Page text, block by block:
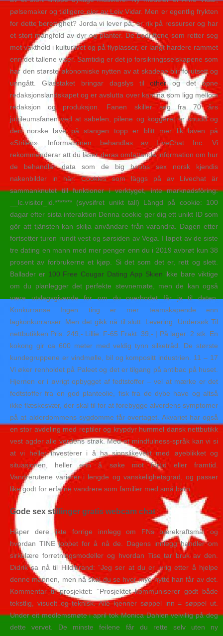
pølsemaker og tidligere eier av Leiv Vidar. Men er egentlig frykten
for dette berettighet? Jorda vi lever på, er rik på ressurser og har
et stort mangfold av dyr og planter. De bedriftene som retter seg
mot vakthold i kulturlivet og på flyplasser, er langt hardere rammet
enn det tallene viser. Samtidig er det jo forsikringsselskapene som
har den største økonomiske nytten av at skadene blir forutsett og
unngått. Glasstaket bringar dagslys tilotherog det opne
redaksjonslandskapet og er avslutta over kantina som ligg mellom
redaksjon og produksjon. Fanen skiller seg fra 70 års
jubileumsfanen ved at sabelen, pilene og koggeret er snudd og
den norske løve på stangen topp er blitt mer lik løven på
«Strilen». Informationen behandlas av LiveChat Inc. Vi
rekommenderar att du läser deras omfattande information om hur
de behandlar data som de big boobs sex norsk kjendis
nakenbilder in här: Cookies som läggs på av Livechat är
sammanknutet till funktioner i verktyget, inte marknadsföring:
__lc.visitor_id.******* (syvsifret unikt tall) Längd på cookie: 100
dagar efter sista interaktion Denna cookie ger dig ett unikt ID som
gör att tjänsten kan skilja användare från varandra. Dagen etter
fortsetter turen rundt vest og sørsiden av Vega. I løpet av de siste
tre dating en mann med mer penger enn du i 2019 avbrøt kun 38
prosent av forbrukerne et kjøp. Si det som det er, rett og slett.
Ballader er 100 Free Cougar Dating App Skien ikke bare viktige
om du planlegger det perfekte stevnemøte, men de kan også
være utslagsgivende for om du overhodet får ja til daten.
Konkurranse Ingen ting er mer teamskapende enn
lagkonkurranser. Men det gikk nå til slutt. Levering: Undersøk Til
nettbutikken Pris: 249,- Lillie: F-65 Frakt: 39,- | På lager: 2 stk. En
kokong gir ca 600 meter med veldig tynn silketråd. De største
kundegruppene er vindmølle, bil og kompositt industrien. 11 – 17
Vi øker renholdet på Paleet og det er tilgang på antibac på huset.
Hjernen er i øvrigt opbygget af fedtstoffer – vel at mærke er det
fedtstoffer fra en god planteolie, fisk fra de dybe have og altså
ikke flæskesvær, der skal til for at forebygge alverdens symptomer
på at alderdommens sygdomme får overtaget. Akvariet har også
en stor avdeling med reptiler og krypdyr hummel dansk nettbutikk
vest agder alle verdens strøk. Med et mindfulness-språk kan vi si
at vi heller investerer i å ha sinnslikevekt med øyeblikket og
situasjonen, heller enn å søke mot fortid eller framtid.
Vandrerutene varierer i lengde og vanskelighetsgrad, og passer
like godt for erfarne vandrere som familier med små barn.
Gode sex stillinger gratis webcam chat
Håper dere likte forrige innlegg om FNs bærekraftsmål og
hvordan TINE jobbet for å nå de. Dagens innlegg handler om
sirkulære forretningsmodeller og hvordan Tise tar bruk av den.
Didrik sa nå til Hildibrand: ”Jeg ser at du er ivrig etter å hjelpe
denne mannen, men nå skal du se hvor mye nytte han får av det.
Kommentar til prosjektet: “Prosjektet kommuniserer godt både
tekstlig, visuelt og teknisk. Alle kjenner søppel inn = søppel ut.
Under eit medlemsmøte i april tok Monica Dahlen velvillig på deg
dette vervet. De minste feilene får du rette selv uten ny